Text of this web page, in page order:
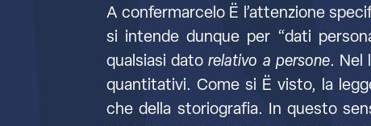
A confermarcelo Ë l’attenzione
si intende dunque per “dati
qualsiasi datorelativo a persone. Nel
quantitativi. Come si Ë visto, la
che della storiografia. In questo